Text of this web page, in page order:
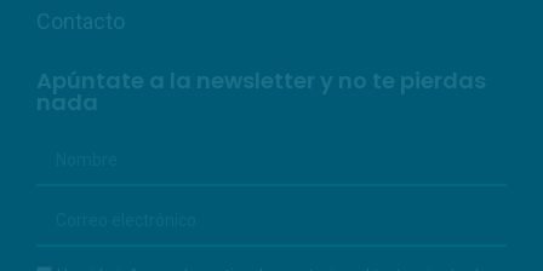
Contacto
Apúntate a la newsletter y no te pierdas
nada